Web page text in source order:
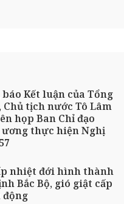
Kết luận của Tổng
tịch nước Tô Lâm
họp Ban Chỉ đạo
thực hiện Nghị
nhiệt đới hình thành
Bắc Bộ, gió giật cấp
động